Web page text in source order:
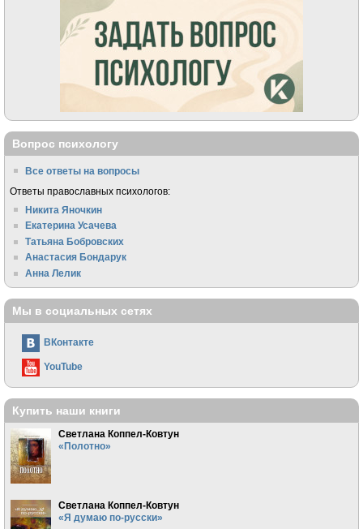
Вопрос психологу
Все ответы на вопросы
Ответы православных психологов:
Никита Яночкин
Екатерина Усачева
Татьяна Бобровских
Анастасия Бондарук
Анна Лелик
Мы в социальных сетях
ВКонтакте
YouTube
Купить наши книги
Светлана Коппел-Ковтун
«Полотно»
Светлана Коппел-Ковтун
«Я думаю по-русски»